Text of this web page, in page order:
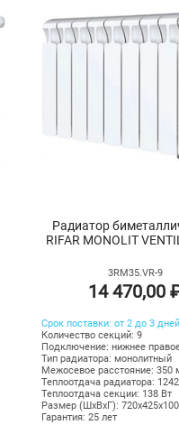
Радиатор
RIFAR MONOLIT
3RM35.VR-9
14 470,00
Срок поставки: от 2 до 3 дней
Количество секций: 9
Подключение: нижнее
Тип радиатора: монолитный
Межосевое расстояние: 350
Теплоотдача радиатора:
Теплоотдача секции: 138 Вт
Размер (ШхВхГ):
Гарантия: 25 лет